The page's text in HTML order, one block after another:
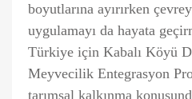
boyutlarına ayırırken
uygulamayı da hayata
Türkiye için Kabalı Köyü
Meyvecilik Entegrasyon
tarımsal kalkınma